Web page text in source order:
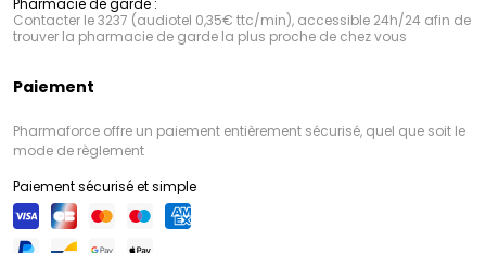
Contacter le 3237 (audiotel 0,35€ ttc/min), accessible 24h/24 afin de
trouver la pharmacie de garde la plus proche de chez vous
Paiement
Pharmaforce offre un paiement entièrement sécurisé, quel que soit le
mode de règlement
Paiement sécurisé et simple